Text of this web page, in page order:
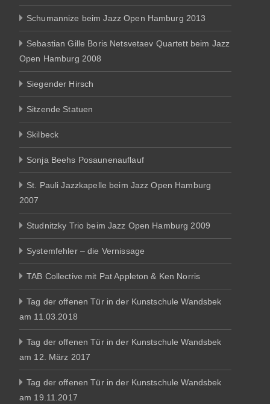
Schumannize beim Jazz Open Hamburg 2013
Sebastian Gille Boris Netsvetaev Quartett beim Jazz
Open Hamburg 2008
Siegender Hirsch
Sitzende Statuen
Skilbeck
Sonja Beehs Posaunenauflauf
St. Pauli Jazzkapelle beim Jazz Open Hamburg
2007
Studnitzky Trio beim Jazz Open Hamburg 2009
Systemfehler – die Vernissage
TAB Collective mit Pat Appleton & Ken Norris
Tag der offenen Tür in der Kunstschule Wandsbek
am 11.03.2018
Tag der offenen Tür in der Kunstschule Wandsbek
am 12. März 2017
Tag der offenen Tür in der Kunstschule Wandsbek
am 19.11.2017